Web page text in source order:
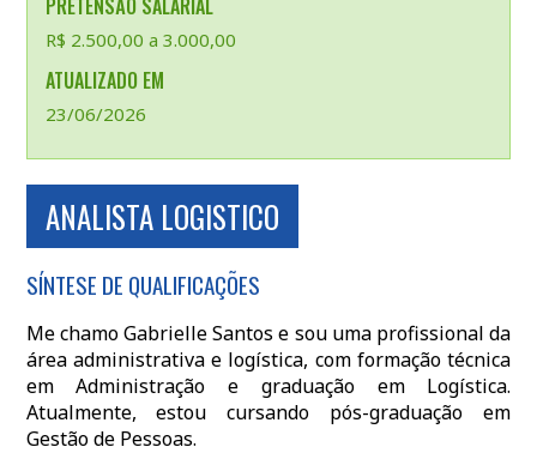
PRETENSÃO SALARIAL
R$ 2.500,00 a 3.000,00
ATUALIZADO EM
23/06/2026
ANALISTA LOGISTICO
SÍNTESE DE QUALIFICAÇÕES
Me chamo Gabrielle Santos e sou uma profissional da
área administrativa e logística, com formação técnica
em Administração e graduação em Logística.
Atualmente, estou cursando pós-graduação em
Gestão de Pessoas.